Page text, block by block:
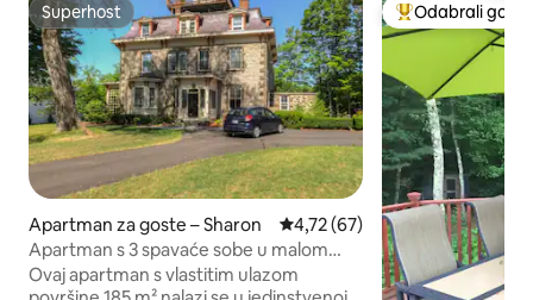
Superhost
Superhost
Apartman za goste – Sharon Prosječna ocjena: 4,72/5,
4,72 (67)
Apartman s 3 spavaće sobe u malom
dvorcu
Ovaj apartman s vlastitim ulazom
Među najviše
Odabrali gosti